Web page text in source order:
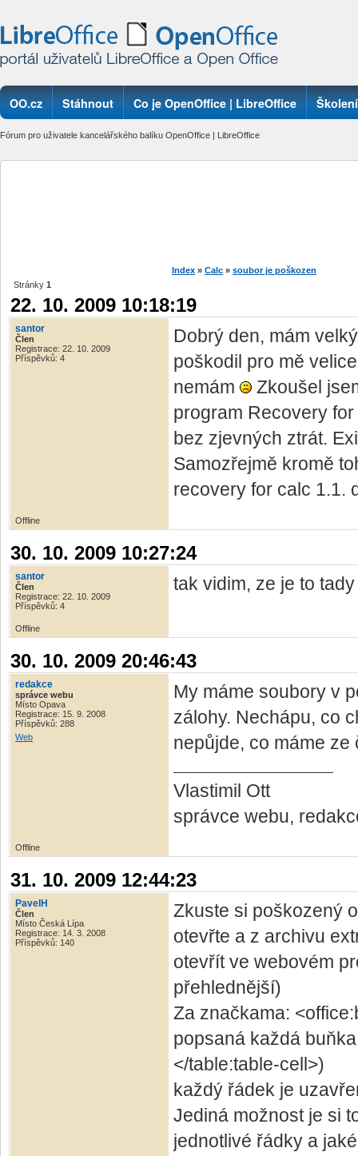
OO.cz Stáhnout Co je OpenOffice | LibreOffice Školení
Fórum pro uživatele kancelářského balíku OpenOffice | LibreOffice
Index » Calc » soubor je poškozen
Stránky 1
22. 10. 2009 10:18:19
santor
Člen
Registrace: 22. 10. 2009
Příspěvků: 4
Dobrý den, mám
poškodil pro mě
nemám
Zkoušel
program Recovery
bez zjevných ztrát.
Samozřejmě kromě
recovery for calc 1.1.
Offline
30. 10. 2009 10:27:24
santor
Člen
Registrace: 22. 10. 2009
Příspěvků: 4
tak vidim, ze je to
Offline
30. 10. 2009 20:46:43
redakce
správce webu
Místo Opava
Registrace: 15. 9. 2008
Příspěvků: 288
Web
My máme soubory v
zálohy. Nechápu, co
nepůjde, co máme
Vlastimil Ott
správce webu,
Offline
31. 10. 2009 12:44:23
PavelH
Člen
Místo Česká Lípa
Registrace: 14. 3. 2008
Příspěvků: 140
Zkuste si poškozený
otevřte a z archivu
otevřít ve webovém
přehlednější)
Za značkama:
popsaná každá
</table:table-cell>)
každý řádek je
Jediná možnost je si
jednotlivé řádky a